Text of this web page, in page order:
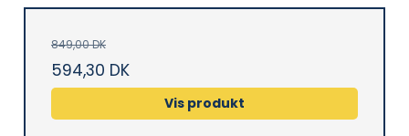
849,00 DK
594,30 DK
Vis produkt